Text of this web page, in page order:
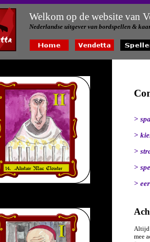
Welkom op de website van
Nederlandse uitgever van bordspellen &
>
>
>
>
>
Altijd
mee